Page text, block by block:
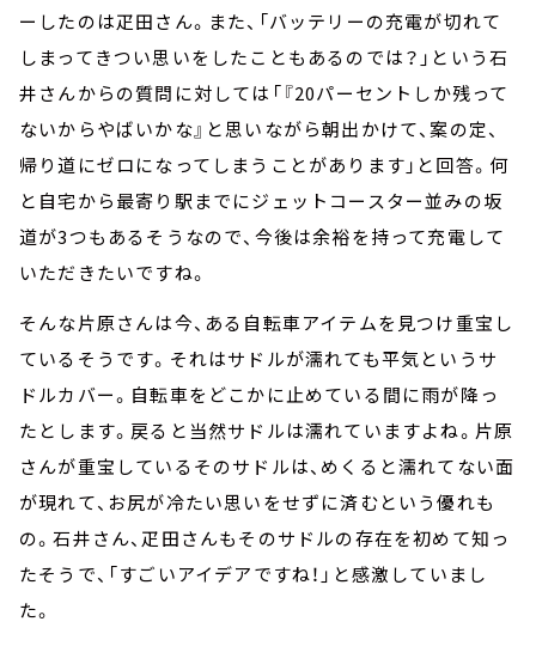
ーしたのは疋田さん。また、「バッテリーの充電が切れて
しまってきつい思いをしたこともあるのでは？」という石
井さんからの質問に対しては「『20パーセントしか残って
ないからやばいかな』と思いながら朝出かけて、案の定、
帰り道にゼロになってしまうことがあります」と回答。何
と自宅から最寄り駅までにジェットコースター並みの坂
道が3つもあるそうなので、今後は余裕を持って充電して
いただきたいですね。
そんな片原さんは今、ある自転車アイテムを見つけ重宝し
ているそうです。それはサドルが濡れても平気というサ
ドルカバー。自転車をどこかに止めている間に雨が降っ
たとします。戻ると当然サドルは濡れていますよね。片原
さんが重宝しているそのサドルは、めくると濡れてない面
が現れて、お尻が冷たい思いをせずに済むという優れも
の。石井さん、疋田さんもそのサドルの存在を初めて知っ
たそうで、「すごいアイデアですね！」と感激していまし
た。